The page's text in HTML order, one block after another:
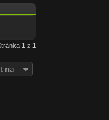
1 z 1
na